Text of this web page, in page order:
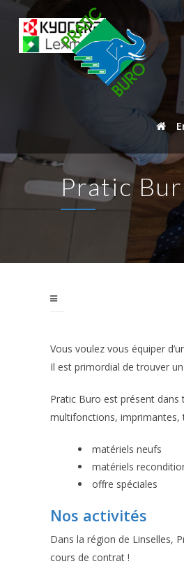
Pratic
Vous voulez vous équiper
Il est primordial de trouver
Pratic Buro est présent
multifonctions, imprimantes,
matériels neufs
matériels
offre spéciales
Nos activités
Dans la région de Linselles,
cours de contrat !